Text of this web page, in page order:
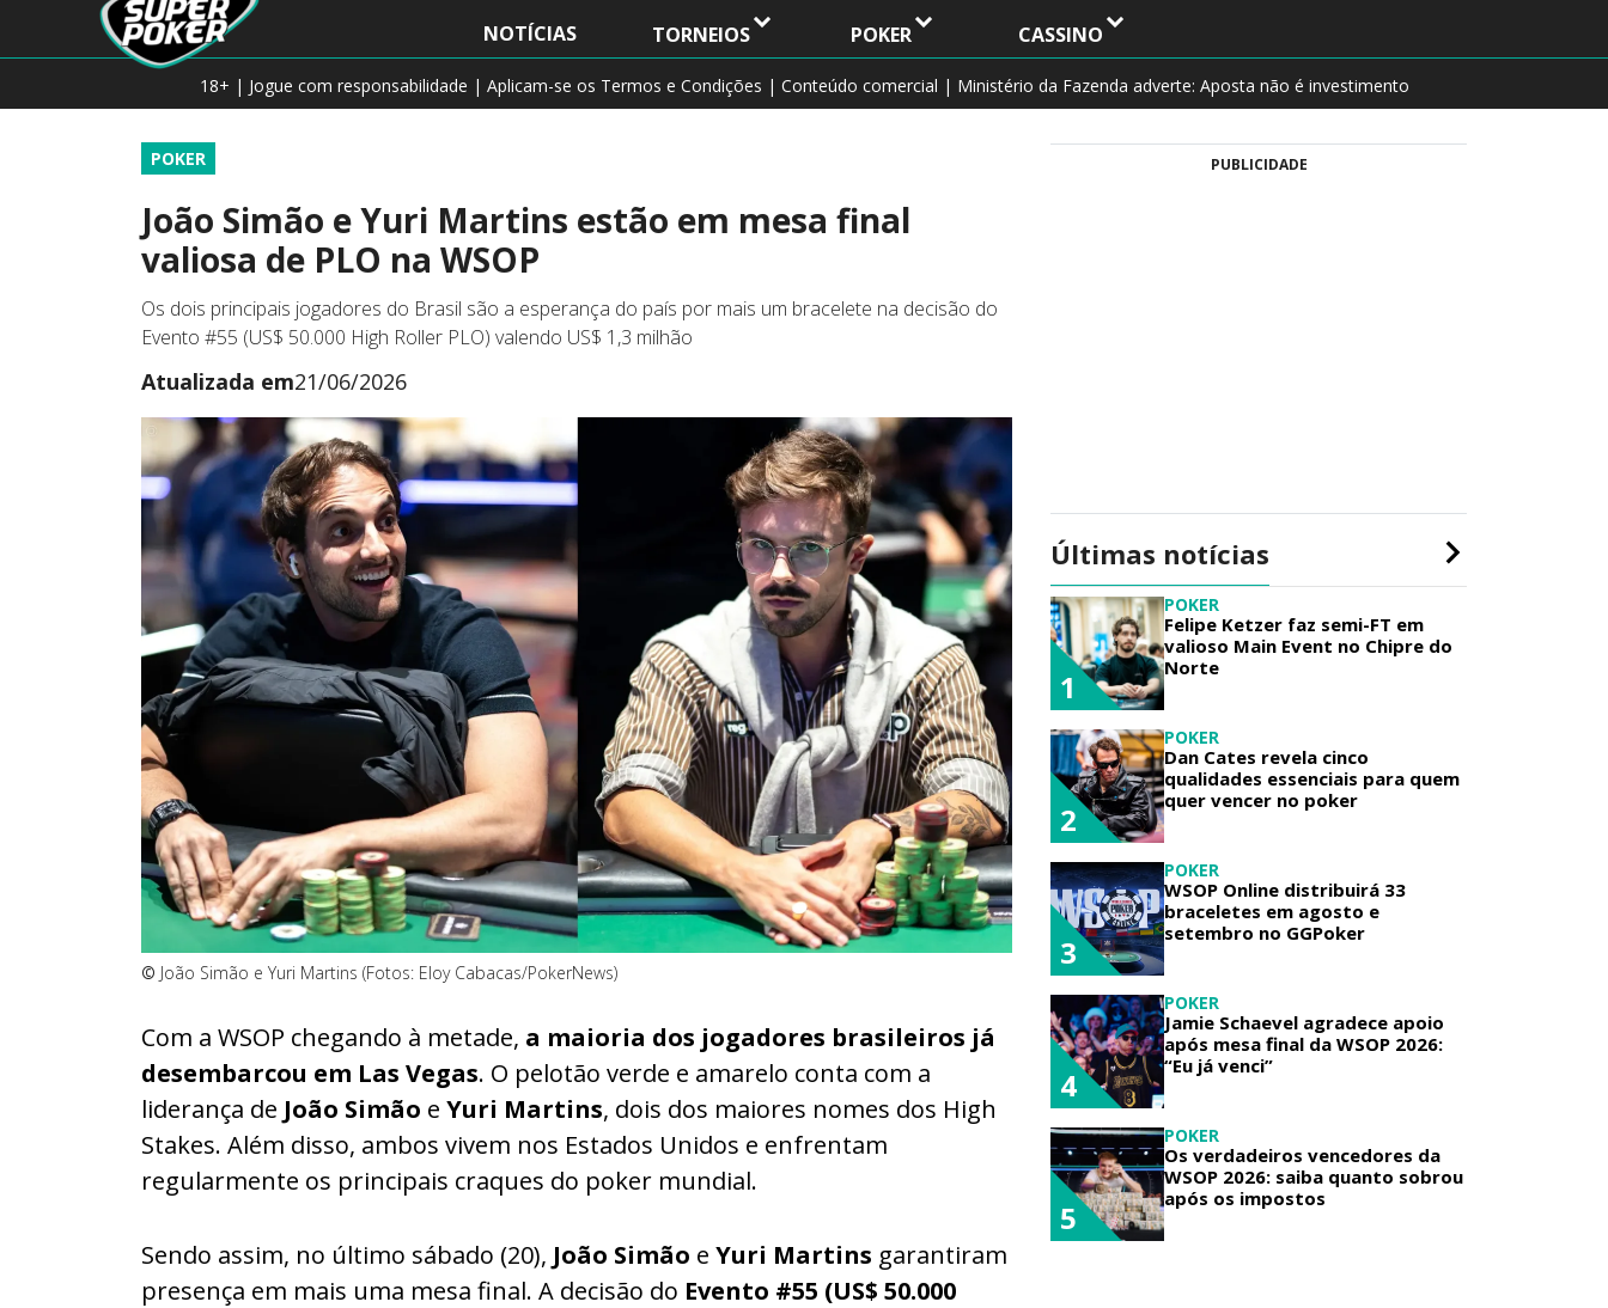
NOTÍCIAS TORNEIOS POKER CASSINO
18+ | Jogue com responsabilidade | Aplicam-se os Termos e Condições | Conteúdo comercial | Ministério da Fazenda adverte: Aposta não é investimento
POKER
João Simão e Yuri Martins estão em mesa final
valiosa de PLO na WSOP
Os dois principais jogadores do Brasil são a esperança do país por mais um bracelete na decisão do
Evento #55 (US$ 50.000 High Roller PLO) valendo US$ 1,3 milhão
Atualizada em21/06/2026
© João Simão e Yuri Martins (Fotos: Eloy Cabacas/PokerNews)
Com a WSOP chegando à metade, a maioria dos jogadores brasileiros já
desembarcou em Las Vegas. O pelotão verde e amarelo conta com a
liderança de João Simão e Yuri Martins, dois dos maiores nomes dos High
Stakes. Além disso, ambos vivem nos Estados Unidos e enfrentam
regularmente os principais craques do poker mundial.
Sendo assim, no último sábado (20), João Simão e Yuri Martins garantiram
presença em mais uma mesa final. A decisão do Evento #55 (US$ 50.000
PUBLICIDADE
Últimas notícias
POKER
Felipe Ketzer faz semi-FT em
valioso Main Event no Chipre do
Norte
1
POKER
Dan Cates revela cinco
qualidades essenciais para quem
quer vencer no poker
2
POKER
WSOP Online distribuirá 33
braceletes em agosto e
setembro no GGPoker
3
POKER
Jamie Schaevel agradece apoio
após mesa final da WSOP 2026:
“Eu já venci”
4
POKER
Os verdadeiros vencedores da
WSOP 2026: saiba quanto sobrou
após os impostos
5